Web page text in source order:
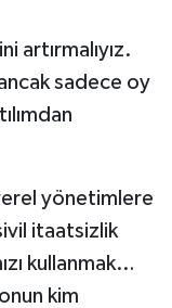
artırmalıyız.
sadece oy
yönetimlere
itaatsizlik
kullanmak…
kim